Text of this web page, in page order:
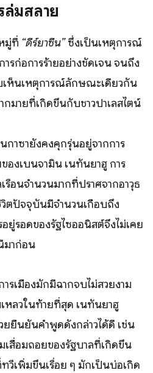
ล่มสลาย
มู่ที่ “ดีร์ยาซีน”ซึ่งเป็นเหตุการณ์
รก่อการร้ายอย่างชัดเจน จนถึง
เห็นเหตุการณ์ลักษณะเดียวกัน
กมายที่เกิดขึ้นกับชาวปาเลสไตน์
าซายังคงคุกรุ่นอยู่จากการ
องเบนจามิน เนทันยาฮู การ
รือนจำนวนมากที่ปราศจากอาวุธ
ตปัจจุบันมีจำนวนเกือบถึง
ยู่รอดของรัฐไซออนิสต์จึงไม่เคย
มาก่อน
รเมืองมักมีฉากจบไม่สวยงาม
หลวในท้ายที่สุด เนทันยาฮู
ยยืนยันคำพูดดังกล่าวได้ดี เช่น
เสื่อมถอยของรัฐบาลที่เกิดขึ้น
วีเพิ่มขึ้นเรื่อย ๆ มักเป็นบ่อเกิด